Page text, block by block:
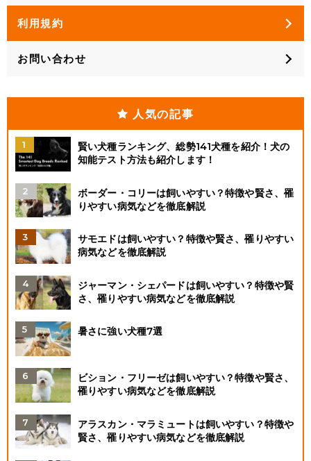
利用規約
お問い合わせ
人気の記事
賢い犬種ランキング、総勢141犬種を紹介！犬の
知能テスト方法も紹介します！
ボーダー・コリーは飼いやすい？特徴や賢さ、罹
りやすい病気などを徹底解説
サモエドは飼いやすい？特徴や賢さ、罹りやすい
病気などを徹底解説
ジャーマン・シェパードは飼いやすい？特徴や賢
さ、罹りやすい病気などを徹底解説
暑さに強い犬種7選
ビション・フリーゼは飼いやすい？特徴や賢さ、
罹りやすい病気などを徹底解説
アラスカン・マラミュートは飼いやすい？特徴や
賢さ、罹りやすい病気などを徹底解説